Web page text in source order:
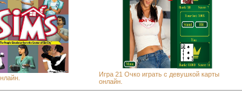
Игра 21 Очко играть с девушкой карты
онлайн.